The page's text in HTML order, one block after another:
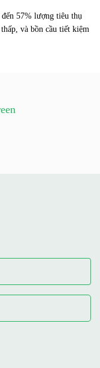
57% lượng tiêu thụ
và bồn cầu tiết kiệm